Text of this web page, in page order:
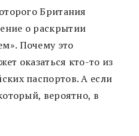
Британия
о раскрытии
Почему это
оказаться кто-то из
паспортов. А если
вероятно, в